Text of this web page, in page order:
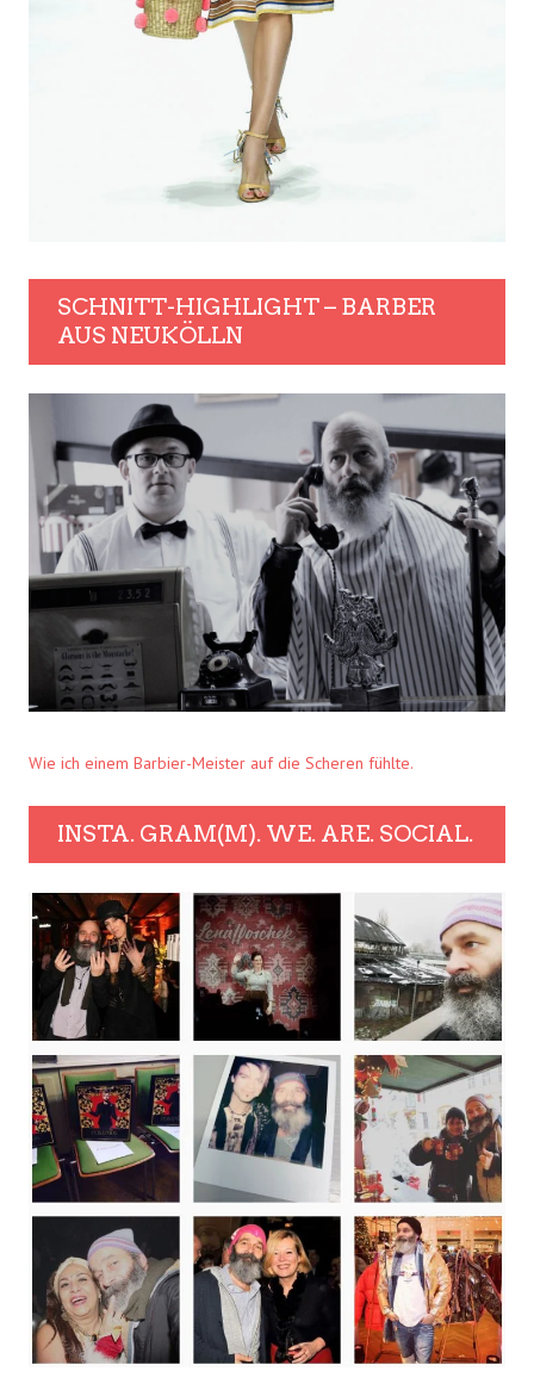
SCHNITT-HIGHLIGHT – BARBER
AUS NEUKÖLLN
Wie ich einem Barbier-Meister auf die Scheren fühlte.
INSTA. GRAM(M). WE. ARE. SOCIAL.